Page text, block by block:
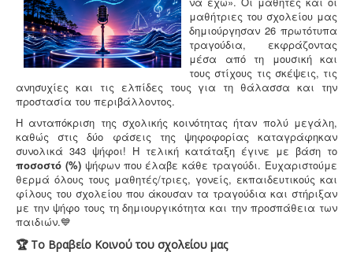
μαθήτριες του σχολείου μας
δημιούργησαν 26 πρωτότυπα
τραγούδια, εκφράζοντας
μέσα από τη μουσική και
τους στίχους τις σκέψεις, τις
ανησυχίες και τις ελπίδες τους για τη θάλασσα και την
προστασία του περιβάλλοντος.
Η ανταπόκριση της σχολικής κοινότητας ήταν πολύ μεγάλη,
καθώς στις δύο φάσεις της ψηφοφορίας καταγράφηκαν
συνολικά 343 ψήφοι! Η τελική κατάταξη έγινε με βάση το
ποσοστό (%)ψήφων που έλαβε κάθε τραγούδι. Ευχαριστούμε
θερμά όλους τους μαθητές/τριες, γονείς, εκπαιδευτικούς και
φίλους του σχολείου που άκουσαν τα τραγούδια και στήριξαν
με την ψήφο τους τη δημιουργικότητα και την προσπάθεια των
παιδιών.💙
🏆 Το Βραβείο Κοινού του σχολείου μας